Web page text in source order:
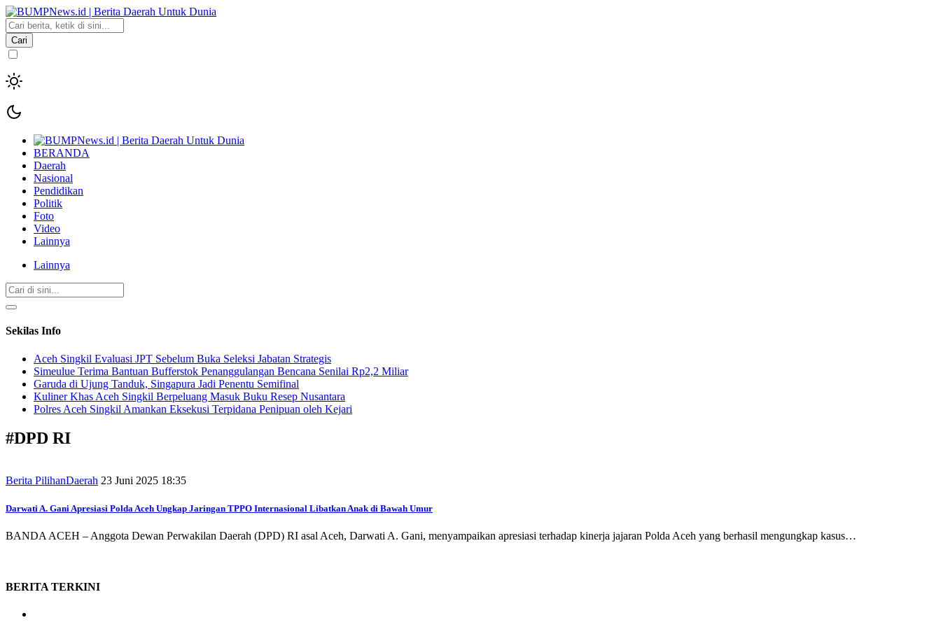
Cari
BERANDA
Daerah
Nasional
Pendidikan
Politik
Foto
Video
Lainnya
Lainnya
Sekilas Info
Aceh Singkil Evaluasi JPT Sebelum Buka Seleksi Jabatan Strategis
Simeulue Terima Bantuan Bufferstok Penanggulangan Bencana Senilai Rp2,2 Miliar
Garuda di Ujung Tanduk, Singapura Jadi Penentu Semifinal
Kuliner Khas Aceh Singkil Berpeluang Masuk Buku Resep Nusantara
Polres Aceh Singkil Amankan Eksekusi Terpidana Penipuan oleh Kejari
#DPD RI
Berita PilihanDaerah 23 Juni 2025 18:35
Darwati A. Gani Apresiasi Polda Aceh Ungkap Jaringan TPPO Internasional Libatkan Anak di Bawah Umur
BANDA ACEH – Anggota Dewan Perwakilan Daerah (DPD) RI asal Aceh, Darwati A. Gani, menyampaikan apresiasi terhadap kinerja jajaran Polda Aceh yang berhasil mengungkap kasus…
BERITA TERKINI